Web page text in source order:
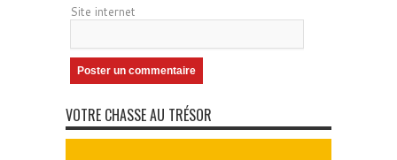
Site internet
VOTRE CHASSE AU TRÉSOR